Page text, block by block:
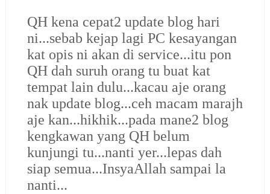
QH kena cepat2 update blog hari
ni...sebab kejap lagi PC kesayangan
kat opis ni akan di service...itu pon
QH dah suruh orang tu buat kat
tempat lain dulu...kacau aje orang
nak update blog...ceh macam marajh
aje kan...hikhik...pada mane2 blog
kengkawan yang QH belum
kunjungi tu...nanti yer...lepas dah
siap semua...InsyaAllah sampai la
nanti...